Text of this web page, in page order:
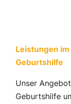
Leistungen
Geburtshilfe
Unser
Geburtshilfe